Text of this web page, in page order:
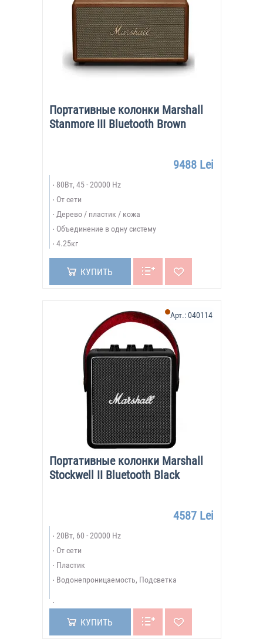
Портативные колонки Marshall
Stanmore III Bluetooth Brown
9488 Lei
80Вт, 45 - 20000 Hz
От сети
Дерево / пластик / кожа
Объединение в одну систему
4.25кг
КУПИТЬ
Портативные колонки Marshall
Stockwell II Bluetooth Black
Арт.:040114
4587 Lei
20Вт, 60 - 20000 Hz
От сети
Пластик
Водонепроницаемость, Подсветка
КУПИТЬ